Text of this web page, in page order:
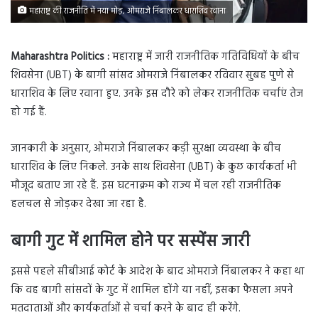
महाराष्ट्र की राजनीति में नया मोड़, ओमराजे निंबालकर धाराशिव रवाना
Maharashtra Politics :महाराष्ट्र में जारी राजनीतिक गतिविधियों के बीच
शिवसेना (UBT) के बागी सांसद ओमराजे निंबालकर रविवार सुबह पुणे से
धाराशिव के लिए रवाना हुए. उनके इस दौरे को लेकर राजनीतिक चर्चाएं तेज
हो गई हैं.
जानकारी के अनुसार, ओमराजे निंबालकर कड़ी सुरक्षा व्यवस्था के बीच
धाराशिव के लिए निकले. उनके साथ शिवसेना (UBT) के कुछ कार्यकर्ता भी
मौजूद बताए जा रहे हैं. इस घटनाक्रम को राज्य में चल रही राजनीतिक
हलचल से जोड़कर देखा जा रहा है.
बागी गुट में शामिल होने पर सस्पेंस जारी
इससे पहले सीबीआई कोर्ट के आदेश के बाद ओमराजे निंबालकर ने कहा था
कि वह बागी सांसदों के गुट में शामिल होंगे या नहीं, इसका फैसला अपने
मतदाताओं और कार्यकर्ताओं से चर्चा करने के बाद ही करेंगे.